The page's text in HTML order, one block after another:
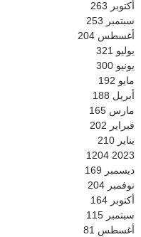
أكتوبر 263
سبتمبر 253
أغسطس 204
يوليو 321
يونيو 300
مايو 192
أبريل 188
مارس 165
فبراير 202
يناير 210
2023
1204
ديسمبر 169
نوفمبر 204
أكتوبر 164
سبتمبر 115
أغسطس 81